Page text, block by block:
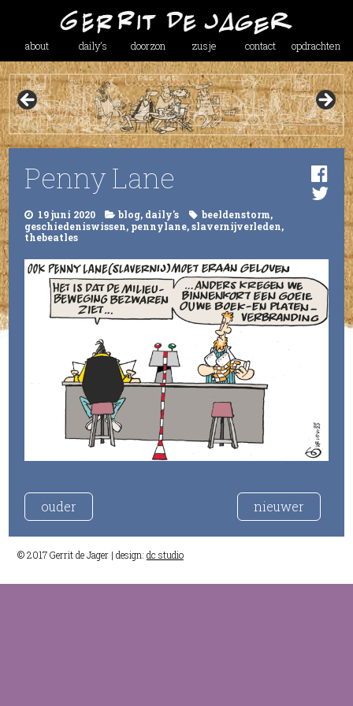
about daily’s doorzon zusje contact opdrachten
Penny Lane
19 juni 2020 blog, daily's beeldenstorm,
geschiedeniswissen, pennylane,slavernijverleden,
thebeatles
ouder nieuwer
© 2017 Gerrit de Jager | design: dc studio